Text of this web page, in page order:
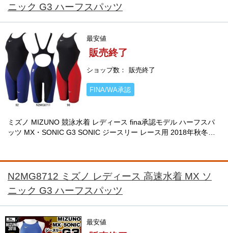
ニック G3 ハーフスパッツ
最安値
販売終了
ショップ数 販売終了
FINA/WA承認
ミズノ MIZUNO 競泳水着 レディース fina承認モデル ハーフスパ
ッツ MX・SONIC G3 SONIC ジースリー レース用 2018年秋冬モ
N2MG8712 ミズノ レディース 高速水着 MX ソ
ニック G3 ハーフスパッツ
最安値